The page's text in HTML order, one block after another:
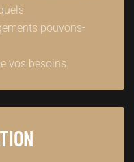
pouvons-
vos besoins.